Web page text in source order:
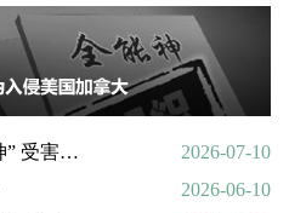
英政府官方发文：“全能神” 受害说辞不实，英国拒为邪教提供庇护
2026-07-10
2026-06-10